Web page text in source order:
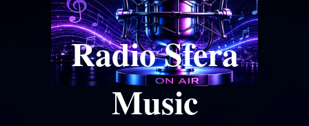
Radio Sfera
Music